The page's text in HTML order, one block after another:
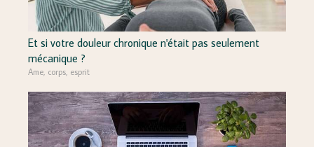
Et si votre douleur chronique n'était pas seulement
mécanique ?
Ame, corps, esprit